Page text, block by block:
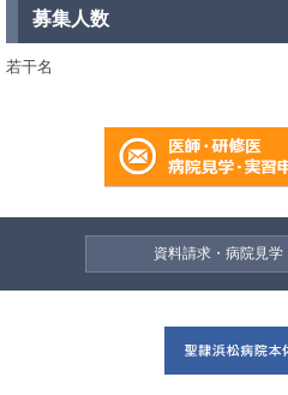
募集人数
若干名
資料請求・病院見